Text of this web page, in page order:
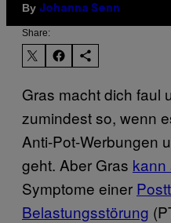
By Johanna Senn
Share:
Gras macht dich faul
zumindest so, wenn
Anti-Pot-Werbungen
geht. Aber Gras kann
Symptome einer
Belastungsstörung